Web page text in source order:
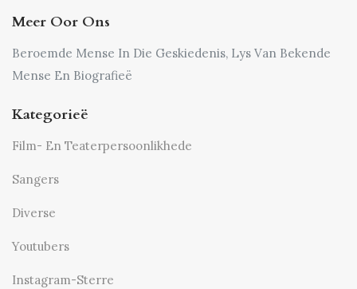
Meer Oor Ons
Beroemde Mense In Die Geskiedenis, Lys Van Bekende
Mense En Biografieë
Kategorieë
Film- En Teaterpersoonlikhede
Sangers
Diverse
Youtubers
Instagram-Sterre